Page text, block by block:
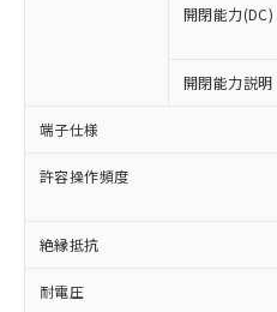
開閉能力(DC)
開閉能力説明
端子仕様
許容操作頻度
絶縁抵抗
耐電圧
本サービスは、
商品の当社在庫
(税抜)を提供さ
当社制御機器事
本サービスの対
ことをご了承く
在庫状況および
記載している更
タに基づき作成
準価格とは異な
調査・確認中：EU
非含有の対応状況を
非該当品：ライセン
害物質有無と関係の
仕入先様の事情によ
いたものが、含有品
むを得ず変更するこ
*EU RoHS指令（10物質）：
鉛(Pb) 1000ppm以下、 水銀
六価クロム(Cr(Ⅵ))
「○」：最大均質材
基準値以下であるこ
「×」：最大均質材料
基準値を超えている
「－」：未確認です。
当社は、これら
為替および外国
（以下｢規制貨
または国外への
国政府の輸出許
可)を取得する